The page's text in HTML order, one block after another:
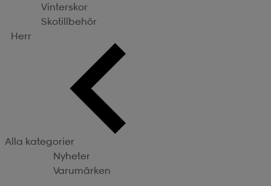
Vinterskor
Skotillbehör
Herr
Alla kategorier
Nyheter
Varumärken